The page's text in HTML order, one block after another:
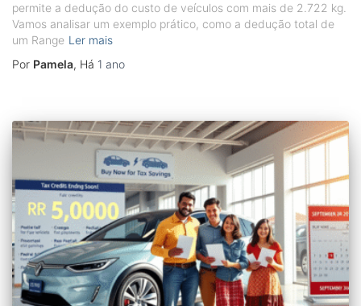
permite a dedução do custo de veículos com mais de 2.722 kg.
Vamos analisar um exemplo prático, como a dedução total de
um Range Ler mais
Por Pamela, Há 1 ano